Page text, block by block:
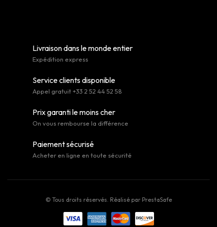
Livraison dans le monde entier
Expédition express
Service clients disponible
Appel gratuit +33 2 52 44 52 58
Prix garanti le moins cher
On vous rembourse la différence
Paiement sécurisé
Acheter en ligne en toute sécurité
© Tous droits réservés. Réalisé par PrestaSafe